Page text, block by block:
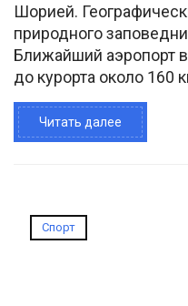
Шорией.
природного
Ближайший аэропорт
до курорта около 160
Читать далее
Спорт